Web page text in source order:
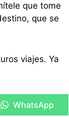
que tome
que se
viajes. Ya
WhatsApp